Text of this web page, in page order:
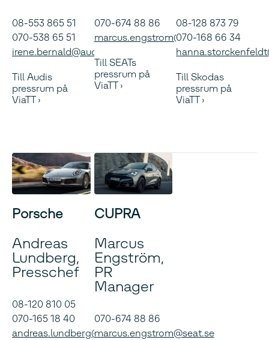
08-553 865 51
070-538 65 51
irene.bernald@audi.se
Till Audis
pressrum på
ViaTT
070-674 88 86
marcus.engstrom@seat.se
Till SEATs
pressrum på
ViaTT
08-128 873 79
070-168 66 34
Till Skodas
pressrum på
ViaTT
Porsche
Andreas
Lundberg,
Presschef
08-120 810 05
070-165 18 40
andreas.lundberg@porsche.se
CUPRA
Marcus
Engström,
PR
Manager
070-674 88 86
marcus.engstrom@seat.se